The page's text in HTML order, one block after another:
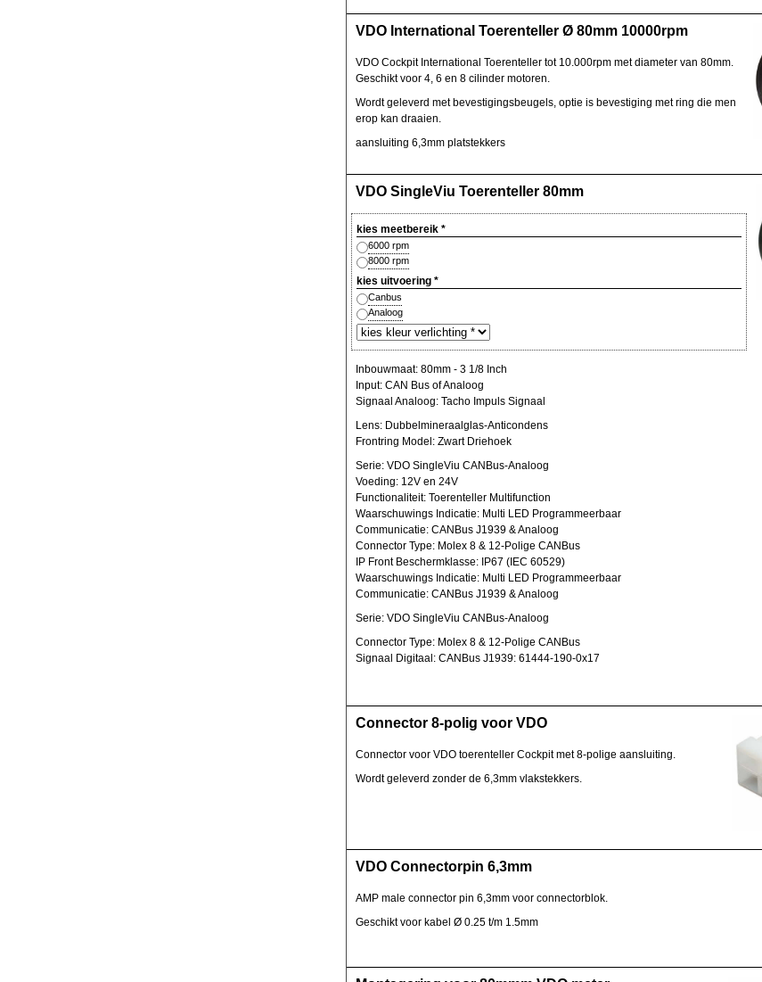
VDO International Toerenteller Ø 80mm 10000rpm
VDO Cockpit International Toerenteller tot 10.000rpm met diameter van 80mm.
Geschikt voor 4, 6 en 8 cilinder motoren.
Wordt geleverd met bevestigingsbeugels, optie is bevestiging met ring die men
erop kan draaien.
aansluiting 6,3mm platstekkers
VDO SingleViu Toerenteller 80mm
kies meetbereik *
6000 rpm
8000 rpm
kies uitvoering *
Canbus
Analoog
Inbouwmaat: 80mm - 3 1/8 Inch
Input: CAN Bus of Analoog
Signaal Analoog: Tacho Impuls Signaal
Lens: Dubbelmineraalglas-Anticondens
Frontring Model: Zwart Driehoek
Serie: VDO SingleViu CANBus-Analoog
Voeding: 12V en 24V
Functionaliteit: Toerenteller Multifunction
Waarschuwings Indicatie: Multi LED Programmeerbaar
Communicatie: CANBus J1939 & Analoog
Connector Type: Molex 8 & 12-Polige CANBus
IP Front Beschermklasse: IP67 (IEC 60529)
Waarschuwings Indicatie: Multi LED Programmeerbaar
Communicatie: CANBus J1939 & Analoog
Serie: VDO SingleViu CANBus-Analoog
Connector Type: Molex 8 & 12-Polige CANBus
Signaal Digitaal: CANBus J1939: 61444-190-0x17
Connector 8-polig voor VDO
Connector voor VDO toerenteller Cockpit met 8-polige aansluiting.
Wordt geleverd zonder de 6,3mm vlakstekkers.
VDO Connectorpin 6,3mm
AMP male connector pin 6,3mm voor connectorblok.
Geschikt voor kabel Ø 0.25 t/m 1.5mm